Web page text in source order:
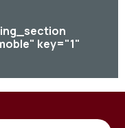
key="1"